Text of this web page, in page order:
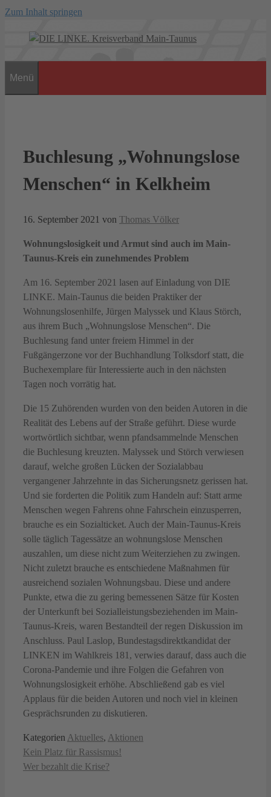
Zum Inhalt springen
Menü
Buchlesung „Wohnungslose
Menschen“ in Kelkheim
16. September 2021 von Thomas Völker
Wohnungslosigkeit und Armut sind auch im Main-
Taunus-Kreis ein zunehmendes Problem
Am 16. September 2021 lasen auf Einladung von DIE
LINKE. Main-Taunus die beiden Praktiker der
Wohnungslosenhilfe, Jürgen Malyssek und Klaus Störch,
aus ihrem Buch „Wohnungslose Menschen“. Die
Buchlesung fand unter freiem Himmel in der
Fußgängerzone vor der Buchhandlung Tolksdorf statt, die
Buchexemplare für Interessierte auch in den nächsten
Tagen noch vorrätig hat.
Die 15 Zuhörenden wurden von den beiden Autoren in die
Realität des Lebens auf der Straße geführt. Diese wurde
wortwörtlich sichtbar, wenn pfandsammelnde Menschen
die Buchlesung kreuzten. Malyssek und Störch verwiesen
darauf, welche großen Lücken der Sozialabbau
vergangener Jahrzehnte in das Sicherungsnetz gerissen hat.
Und sie forderten die Politik zum Handeln auf: Statt arme
Menschen wegen Fahrens ohne Fahrschein einzusperren,
brauche es ein Sozialticket. Auch der Main-Taunus-Kreis
solle täglich Tagessätze an wohnungslose Menschen
auszahlen, um diese nicht zum Weiterziehen zu zwingen.
Nicht zuletzt brauche es entschiedene Maßnahmen für
ausreichend sozialen Wohnungsbau. Diese und andere
Punkte, etwa die zu gering bemessenen Sätze für Kosten
der Unterkunft bei Sozialleistungsbeziehenden im Main-
Taunus-Kreis, waren Bestandteil der regen Diskussion im
Anschluss. Paul Laslop, Bundestagsdirektkandidat der
LINKEN im Wahlkreis 181, verwies darauf, dass auch die
Corona-Pandemie und ihre Folgen die Gefahren von
Wohnungslosigkeit erhöhe. Abschließend gab es viel
Applaus für die beiden Autoren und noch viel in kleinen
Gesprächsrunden zu diskutieren.
Kategorien Aktuelles, Aktionen
Kein Platz für Rassismus!
Wer bezahlt die Krise?